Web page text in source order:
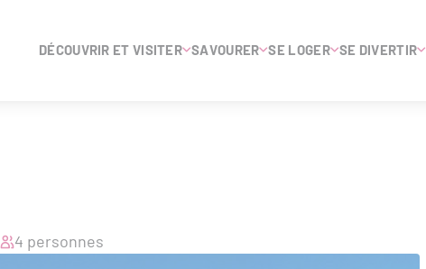
DÉCOUVRIR ET VISITER SAVOURER SE LOGER SE DIVERTIR
4 personnes